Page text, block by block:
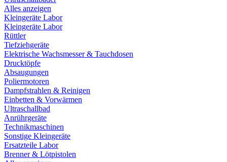
Alles anzeigen
Kleingeräte Labor
Kleingeräte Labor
Rüttler
Tiefziehgeräte
Elektrische Wachsmesser & Tauchdosen
Drucktöpfe
Absaugungen
Poliermotoren
Dampfstrahlen & Reinigen
Einbetten & Vorwärmen
Ultraschallbad
Anrührgeräte
Technikmaschinen
Sonstige Kleingeräte
Ersatzteile Labor
Brenner & Lötpistolen